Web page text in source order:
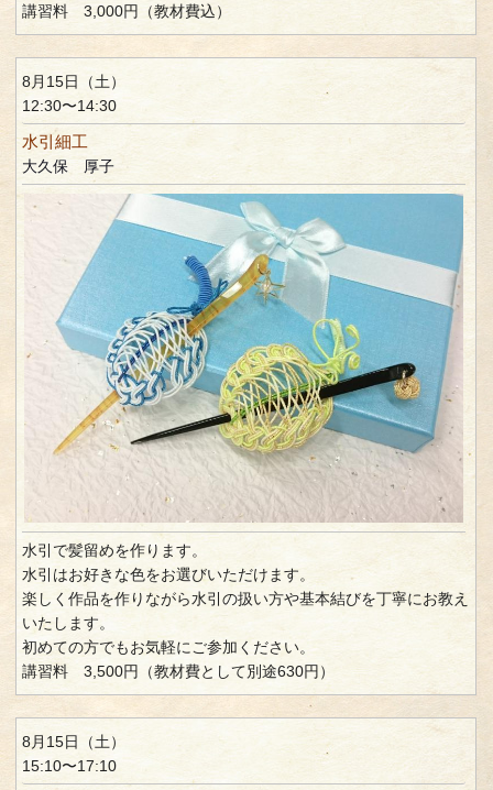
講習料 3,000円（教材費込）
8月15日（土）
12:30〜14:30
水引細工
大久保 厚子
水引で髪留めを作ります。
水引はお好きな色をお選びいただけます。
楽しく作品を作りながら水引の扱い方や基本結びを丁寧にお教え
いたします。
初めての方でもお気軽にご参加ください。
講習料 3,500円（教材費として別途630円）
8月15日（土）
15:10〜17:10